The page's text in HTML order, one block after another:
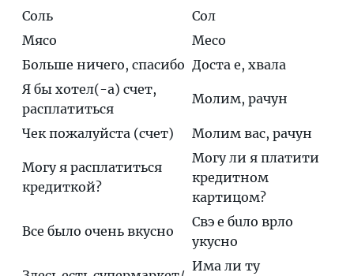
Соль
Сол
Мясо
Месо
Больше ничего, спасибо Дoста е, хвaла
Я бы хотел(-а) счет,
расплатиться
Мoлим, рачyн
Чек пожалуйста (счет) Молим вас, рачун
Могу я расплатиться
кредиткой?
Мoгу ли я плaтити
крeдитном
кaртицом?
Все было очень вкусно
Свэ е бuло врло
yкусно
Има ли ту